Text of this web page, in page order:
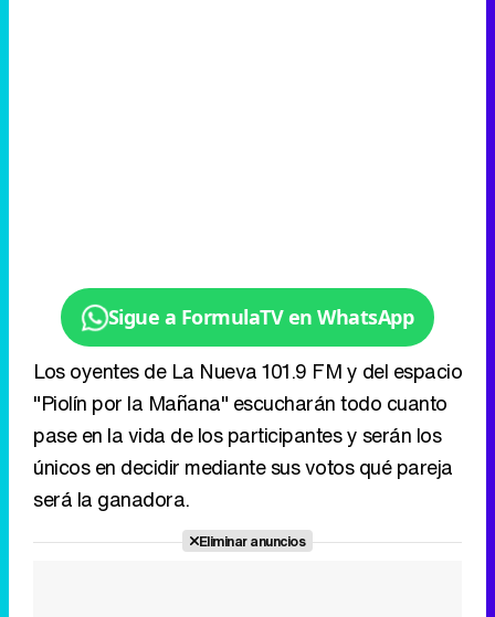
Sigue a FormulaTV en WhatsApp
Los oyentes de La Nueva 101.9 FM y del espacio
"Piolín por la Mañana" escucharán todo cuanto
pase en la vida de los participantes y serán los
únicos en decidir mediante sus votos qué pareja
será la ganadora.
Eliminar anuncios